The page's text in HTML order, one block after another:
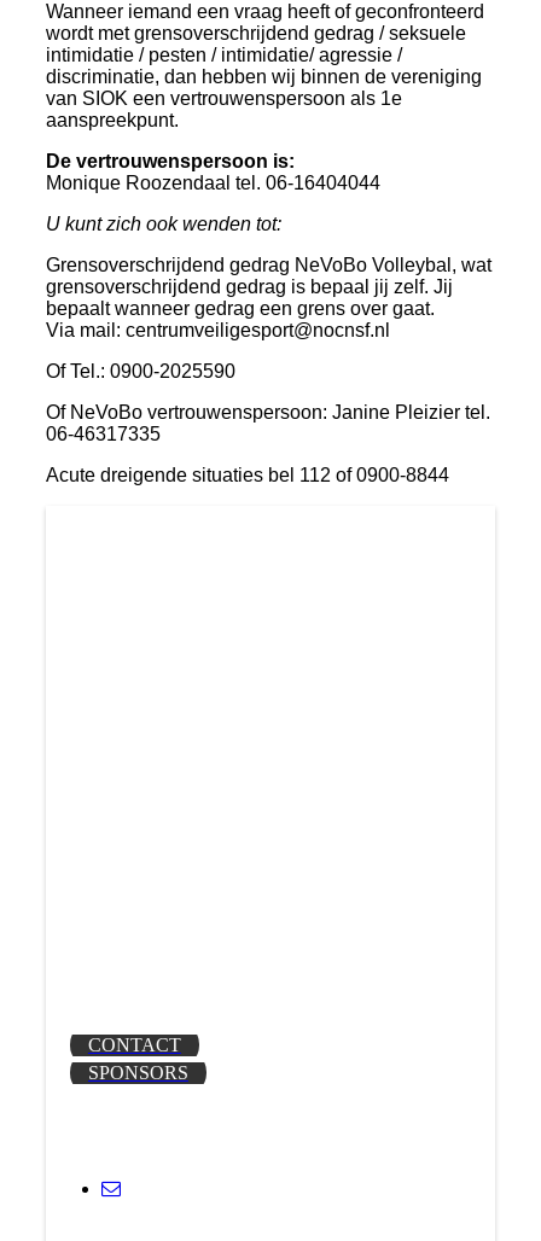
Wanneer iemand een vraag heeft of geconfronteerd
wordt met grensoverschrijdend gedrag / seksuele
intimidatie / pesten / intimidatie/ agressie /
discriminatie, dan hebben wij binnen de vereniging
van SIOK een vertrouwenspersoon als 1e
aanspreekpunt.
De vertrouwenspersoon is:
Monique Roozendaal tel. 06-16404044
U kunt zich ook wenden tot:
Grensoverschrijdend gedrag NeVoBo Volleybal, wat
grensoverschrijdend gedrag is bepaal jij zelf. Jij
bepaalt wanneer gedrag een grens over gaat.
Via mail: centrumveiligesport@nocnsf.nl
Of Tel.: 0900-2025590
Of NeVoBo vertrouwenspersoon: Janine Pleizier tel.
06-46317335
Acute dreigende situaties bel 112 of 0900-8844
CONTACT
SPONSORS